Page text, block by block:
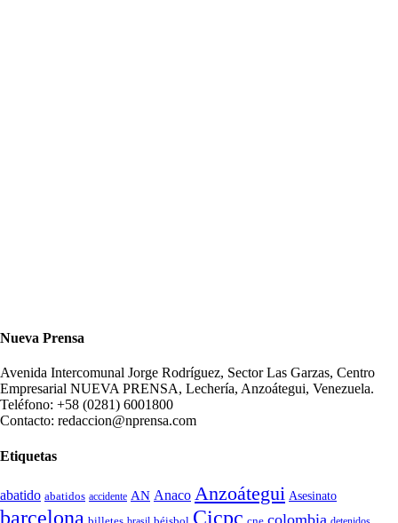
Nueva Prensa
Avenida Intercomunal Jorge Rodríguez, Sector Las Garzas, Centro
Empresarial NUEVA PRENSA, Lechería, Anzoátegui, Venezuela.
Teléfono: +58 (0281) 6001800
Contacto: redaccion@nprensa.com
Etiquetas
abatido abatidos accidente AN Anaco Anzoátegui Asesinato
barcelona Cicpc colombia